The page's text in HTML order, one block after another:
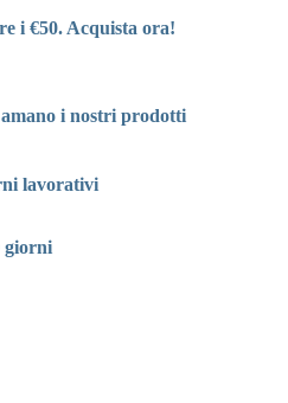
i €50. Acquista ora!
i nostri prodotti
lavorativi
giorni